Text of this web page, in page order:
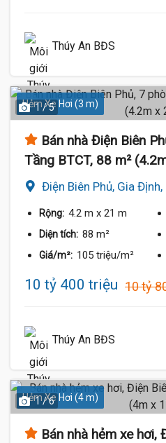
Thúy An BĐS
Hẻm Xe Hơi (3 m)
1 / 5
Bán nhà Điện Biên
Tầng BTCT, 88 m²
Điện Biên Phủ, Gia Định,
Rộng: 4.2 m x 21 m
Diện tích: 88 m²
Giá/m²: 105 triệu/m²
10 tỷ 400 triệu 10 tỷ
Thúy An BĐS
Hẻm Xe Hơi (4 m)
1 / 6
Bán nhà hẻm xe hơi,